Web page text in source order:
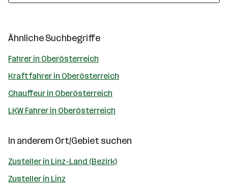
Ähnliche Suchbegriffe
Fahrer in Oberösterreich
Kraftfahrer in Oberösterreich
Chauffeur in Oberösterreich
LKW Fahrer in Oberösterreich
In anderem Ort/Gebiet suchen
Zusteller in Linz-Land (Bezirk)
Zusteller in Linz